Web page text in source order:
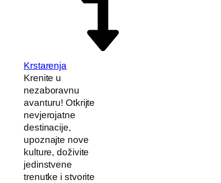
Krstarenja
Krenite u
nezaboravnu
avanturu! Otkrijte
nevjerojatne
destinacije,
upoznajte nove
kulture, doživite
jedinstvene
trenutke i stvorite